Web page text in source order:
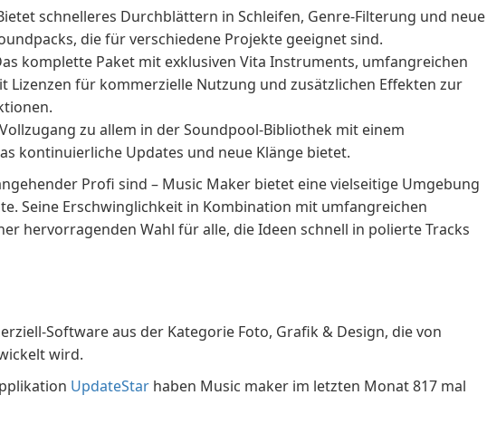
schnelleres Durchblättern in Schleifen, Genre-Filterung und neue
die für verschiedene Projekte geeignet sind.
komplette Paket mit exklusiven Vita Instruments, umfangreichen
Lizenzen für kommerzielle Nutzung und zusätzlichen Effekten zur
Vollzugang zu allem in der Soundpool-Bibliothek mit einem
kontinuierliche Updates und neue Klänge bietet.
Profi sind – Music Maker bietet eine vielseitige Umgebung
Seine Erschwinglichkeit in Kombination mit umfangreichen
hervorragenden Wahl für alle, die Ideen schnell in polierte Tracks
Software aus der Kategorie Foto, Grafik & Design, die von
wird.
UpdateStar haben Music maker im letzten Monat 817 mal